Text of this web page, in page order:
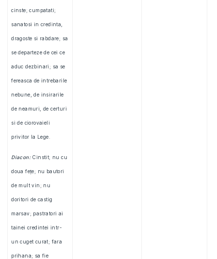
cinste; cumpatati;
sanatosi in credinta,
dragoste si rabdare; sa
se departeze de cei ce
aduc dezbinari; sa se
fereasca de intrebarile
nebune, de insirarile
de neamuri, de certuri
si de ciorovaieli
privitor la Lege.
Diacon:Cinstit; nu cu
doua feţe; nu bautori
de mult vin; nu
doritori de castig
marsav; pastratori ai
tainei credintei intr-
un cuget curat; fara
prihana; sa fie